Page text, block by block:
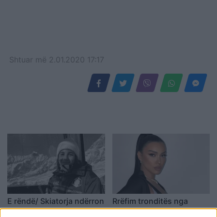
Shtuar më 2.01.2020 17:17
E rëndë/ Skiatorja ndërron
jetë në moshën 19-vjeçare
Rrëfim tronditës nga
Einxhel Shkira: Në